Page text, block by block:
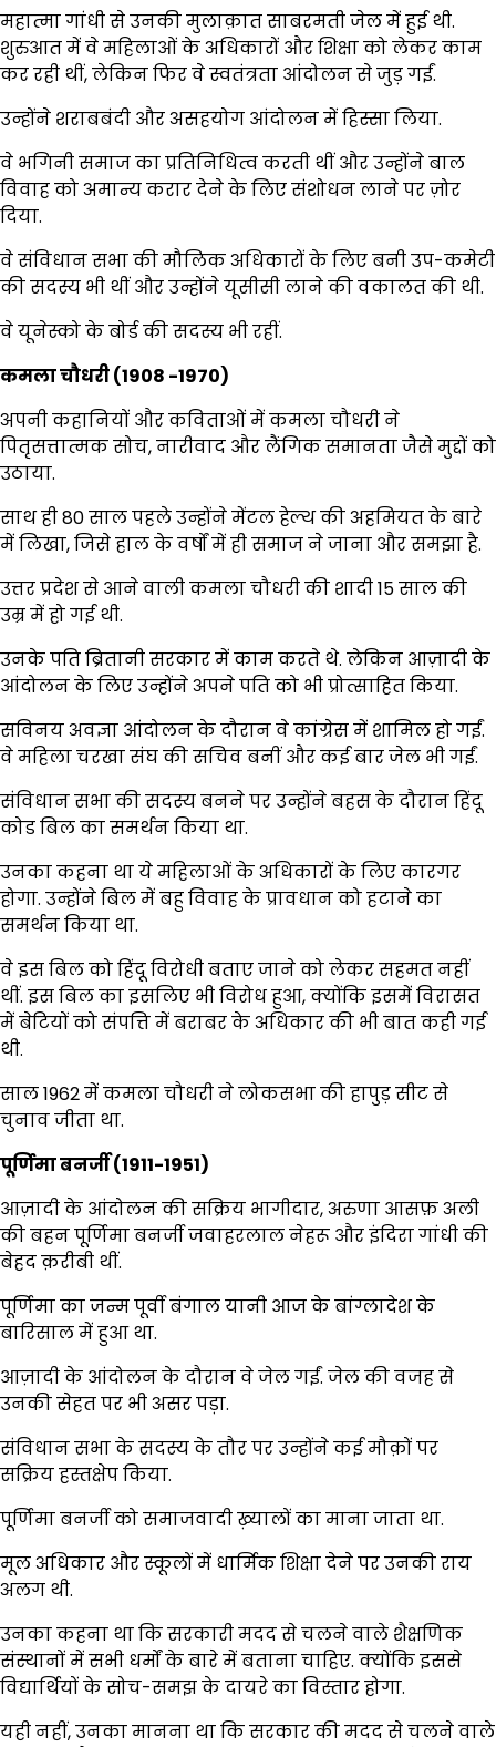
महात्मा गांधी से उनकी मुलाक़ात साबरमती जेल में हुई थी.
शुरुआत में वे महिलाओं के अधिकारों और शिक्षा को लेकर काम
कर रही थीं, लेकिन फिर वे स्वतंत्रता आंदोलन से जुड़ गईं.
उन्होंने शराबबंदी और असहयोग आंदोलन में हिस्सा लिया.
वे भगिनी समाज का प्रतिनिधित्व करती थीं और उन्होंने बाल
विवाह को अमान्य करार देने के लिए संशोधन लाने पर ज़ोर
दिया.
वे संविधान सभा की मौलिक अधिकारों के लिए बनी उप-कमेटी
की सदस्य भी थीं और उन्होंने यूसीसी लाने की वकालत की थी.
वे यूनेस्को के बोर्ड की सदस्य भी रहीं.
कमला चौधरी (1908 -1970)
अपनी कहानियों और कविताओं में कमला चौधरी ने
पितृसत्तात्मक सोच, नारीवाद और लैंगिक समानता जैसे मुद्दों को
उठाया.
साथ ही 80 साल पहले उन्होंने मेंटल हेल्थ की अहमियत के बारे
में लिखा, जिसे हाल के वर्षों में ही समाज ने जाना और समझा है.
उत्तर प्रदेश से आने वाली कमला चौधरी की शादी 15 साल की
उम्र में हो गई थी.
उनके पति ब्रितानी सरकार में काम करते थे. लेकिन आज़ादी के
आंदोलन के लिए उन्होंने अपने पति को भी प्रोत्साहित किया.
सविनय अवज्ञा आंदोलन के दौरान वे कांग्रेस में शामिल हो गईं.
वे महिला चरखा संघ की सचिव बनीं और कई बार जेल भी गईं.
संविधान सभा की सदस्य बनने पर उन्होंने बहस के दौरान हिंदू
कोड बिल का समर्थन किया था.
उनका कहना था ये महिलाओं के अधिकारों के लिए कारगर
होगा. उन्होंने बिल में बहु विवाह के प्रावधान को हटाने का
समर्थन किया था.
वे इस बिल को हिंदू विरोधी बताए जाने को लेकर सहमत नहीं
थीं. इस बिल का इसलिए भी विरोध हुआ, क्योंकि इसमें विरासत
में बेटियों को संपत्ति में बराबर के अधिकार की भी बात कही गई
थी.
साल 1962 में कमला चौधरी ने लोकसभा की हापुड़ सीट से
चुनाव जीता था.
पूर्णिमा बनर्जी (1911-1951)
आज़ादी के आंदोलन की सक्रिय भागीदार, अरुणा आसफ़ अली
की बहन पूर्णिमा बनर्जी जवाहरलाल नेहरू और इंदिरा गांधी की
बेहद क़रीबी थीं.
पूर्णिमा का जन्म पूर्वी बंगाल यानी आज के बांग्लादेश के
बारिसाल में हुआ था.
आज़ादी के आंदोलन के दौरान वे जेल गईं. जेल की वजह से
उनकी सेहत पर भी असर पड़ा.
संविधान सभा के सदस्य के तौर पर उन्होंने कई मौक़ों पर
सक्रिय हस्तक्षेप किया.
पूर्णिमा बनर्जी को समाजवादी ख़्यालों का माना जाता था.
मूल अधिकार और स्कूलों में धार्मिक शिक्षा देने पर उनकी राय
अलग थी.
उनका कहना था कि सरकारी मदद से चलने वाले शैक्षणिक
संस्थानों में सभी धर्मों के बारे में बताना चाहिए. क्योंकि इससे
विद्यार्थियों के सोच-समझ के दायरे का विस्तार होगा.
यही नहीं, उनका मानना था कि सरकार की मदद से चलने वाले